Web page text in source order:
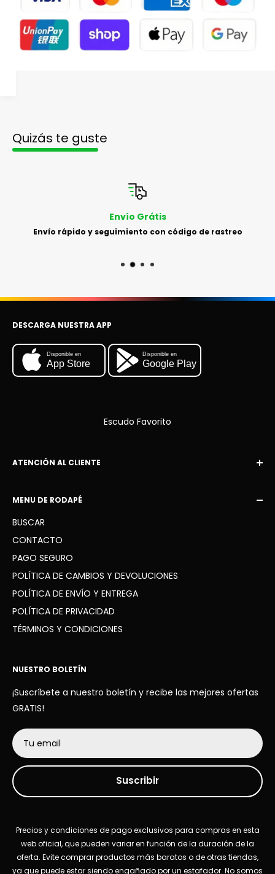
Quizás te guste
Envío Grátis
Envío rápido y seguimiento con código de rastreo
DESCARGA NUESTRA APP
Disponible en
App Store
Disponible en
Google Play
Escudo Favorito
ATENCIÓN AL CLIENTE
WhatsApp: +34 936 41 91 63
MENU DE RODAPÉ
BUSCAR
CONTACTO
PAGO SEGURO
POLÍTICA DE CAMBIOS Y DEVOLUCIONES
POLÍTICA DE ENVÍO Y ENTREGA
POLÍTICA DE PRIVACIDAD
TÉRMINOS Y CONDICIONES
NUESTRO BOLETÍN
¡Suscríbete a nuestro boletín y recibe las mejores ofertas
GRATIS!
Tu email
Suscribir
Precios y condiciones de pago exclusivos para compras en esta
web oficial, que pueden variar en función de la duración de la
oferta. Evite comprar productos más baratos o de otras tiendas,
ya que puede estar siendo engañado por un estafador. No somos